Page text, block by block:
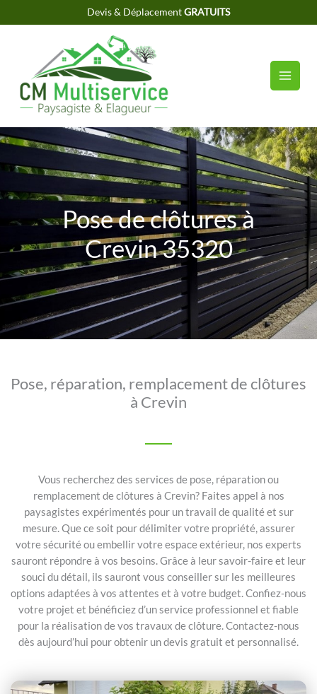
au
Devis & DéplacementGRATUITS
Pose de clôtures à
Crevin 35320
Pose, réparation, remplacement de clôtures
à Crevin
Vous recherchez des services de pose, réparation ou
remplacement de clôtures à Crevin? Faites appel à nos
paysagistes expérimentés pour un travail de qualité et sur
mesure. Que ce soit pour délimiter votre propriété, assurer
votre sécurité ou embellir votre espace extérieur, nos experts
sauront répondre à vos besoins. Grâce à leur savoir-faire et leur
souci du détail, ils sauront vous conseiller sur les meilleures
options adaptées à vos attentes et à votre budget. Confiez-nous
votre projet et bénéficiez d’un service professionnel et fiable
pour la réalisation de vos travaux de clôture. Contactez-nous
dès aujourd’hui pour obtenir un devis gratuit et personnalisé.